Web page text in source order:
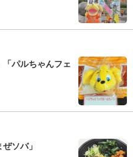
パルちゃんフェ
ぜソバ」